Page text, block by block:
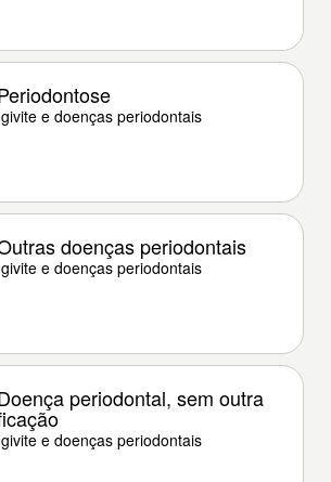
e doenças periodontais
doenças periodontais
e doenças periodontais
periodontal, sem outra
e doenças periodontais